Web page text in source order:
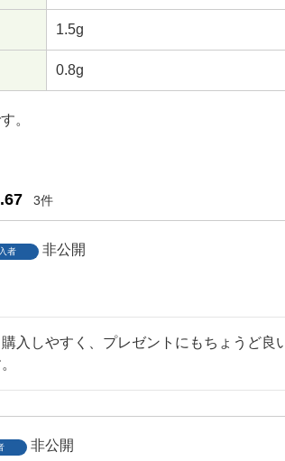
1.5g
0.8g
。
3
者 非公開
入しやすく、プレゼントにもちょうど良
非公開